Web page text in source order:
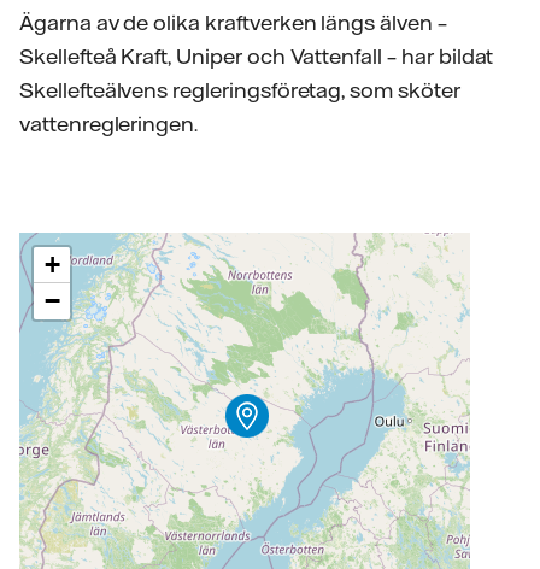
Ägarna av de olika kraftverken längs älven –
Skellefteå Kraft, Uniper och Vattenfall – har bildat
Skellefteälvens regleringsföretag, som sköter
vattenregleringen.
+
−